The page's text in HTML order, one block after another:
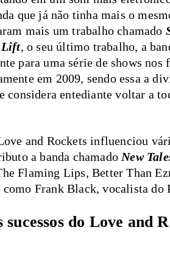
que já não tinha mais o
mais um trabalho chamado
Lift, o seu último trabalho, a
para uma série de shows
em 2009, sendo essa a
considera entediante voltar a
and Rockets influenciou
a banda chamado New
Flaming Lips, Better Than
como Frank Black, vocalista do
sucessos do Love and